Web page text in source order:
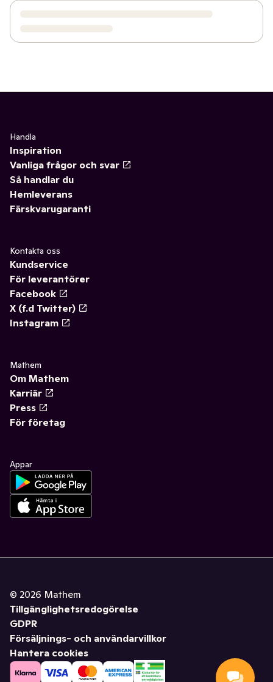
Handla
Inspiration
Vanliga frågor och svar
Så handlar du
Hemleverans
Färskvarugaranti
Kontakta oss
Kundservice
För leverantörer
Facebook
X (f.d Twitter)
Instagram
Mathem
Om Mathem
Karriär
Press
För företag
Appar
© 2026 Mathem
Tillgänglighetsredogörelse
GDPR
Försäljnings- och användarvillkor
Hantera cookies